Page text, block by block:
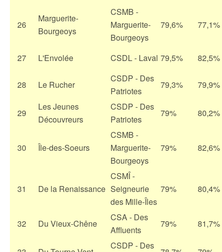
26
Marguerite-
Bourgeoys
CSMB -
Marguerite-
Bourgeoys
79,6% 77,1%
27 L'Envolée CSDL - Laval 79,5% 82,5%
28 Le Rucher
CSDP - Des
Patriotes
79,3% 79,9%
29
Les Jeunes
Découvreurs
CSDP - Des
Patriotes
79% 80,2%
30 Île-des-Soeurs
CSMB -
Marguerite-
Bourgeoys
79% 82,6%
31 De la Renaissance
CSMÎ -
Seigneurie
des Mille-Îles
79% 80,4%
32 Du Vieux-Chêne
CSA - Des
Affluents
79% 81,7%
CSDP - Des